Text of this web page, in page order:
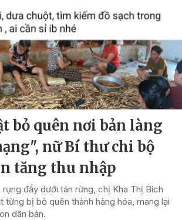
bỏ quên nơi bản làng
nữ Bí thư chi bộ
tăng thu nhập
đầy dưới tán rừng, chị Kha Thị Bích
từng bị bỏ quên thành hàng hóa, mang lại
dân bản.